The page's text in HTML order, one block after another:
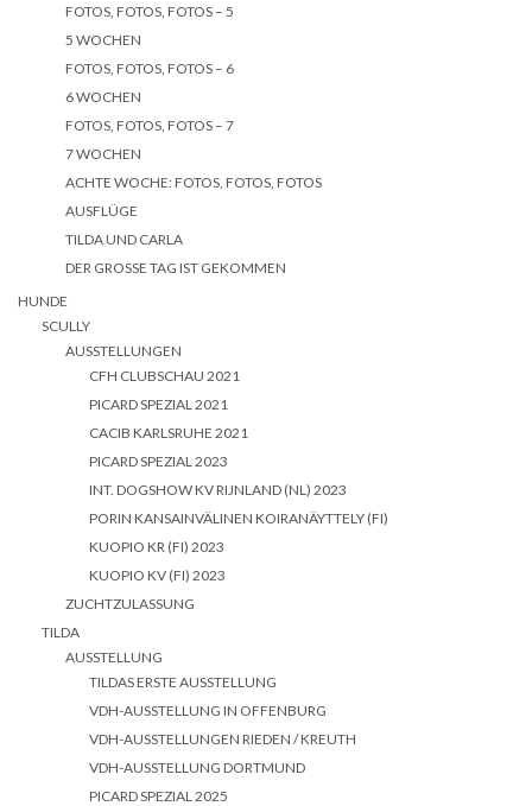
FOTOS, FOTOS, FOTOS – 5
5 WOCHEN
FOTOS, FOTOS, FOTOS – 6
6 WOCHEN
FOTOS, FOTOS, FOTOS – 7
7 WOCHEN
ACHTE WOCHE: FOTOS, FOTOS, FOTOS
AUSFLÜGE
TILDA UND CARLA
DER GROSSE TAG IST GEKOMMEN
HUNDE
SCULLY
AUSSTELLUNGEN
CFH CLUBSCHAU 2021
PICARD SPEZIAL 2021
CACIB KARLSRUHE 2021
PICARD SPEZIAL 2023
INT. DOGSHOW KV RIJNLAND (NL) 2023
PORIN KANSAINVÄLINEN KOIRANÄYTTELY (FI)
KUOPIO KR (FI) 2023
KUOPIO KV (FI) 2023
ZUCHTZULASSUNG
TILDA
AUSSTELLUNG
TILDAS ERSTE AUSSTELLUNG
VDH-AUSSTELLUNG IN OFFENBURG
VDH-AUSSTELLUNGEN RIEDEN / KREUTH
VDH-AUSSTELLUNG DORTMUND
PICARD SPEZIAL 2025